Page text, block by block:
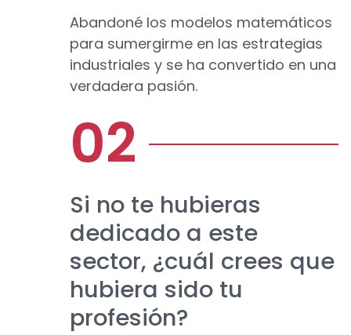
Abandoné los modelos matemáticos
para sumergirme en las estrategias
industriales y se ha convertido en una
verdadera pasión.
Si no te hubieras
dedicado a este
sector, ¿cuál crees que
hubiera sido tu
profesión?